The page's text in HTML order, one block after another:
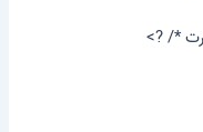
*/ ?>